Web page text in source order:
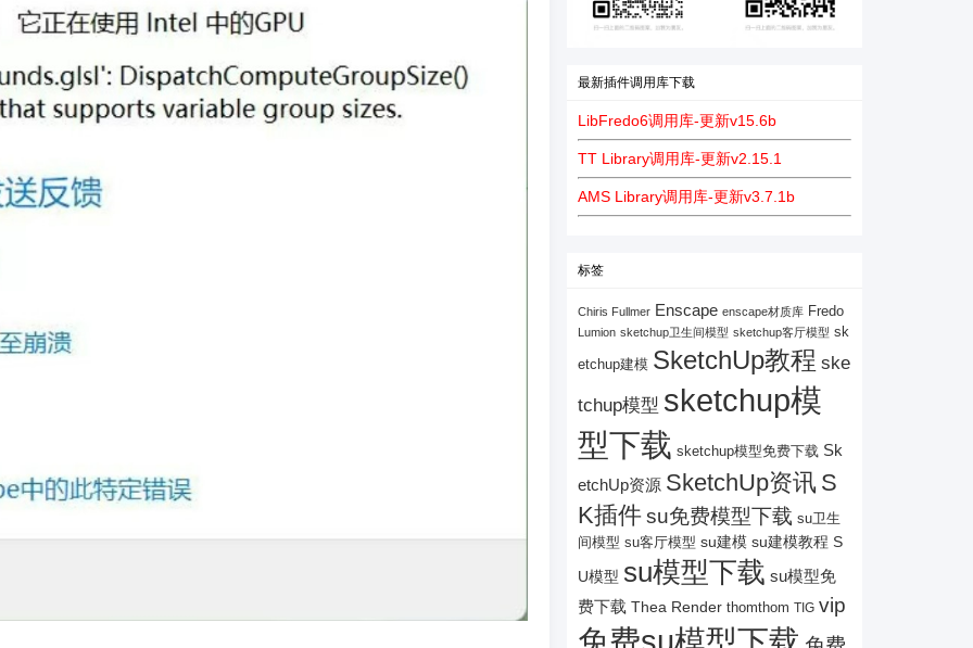
最新插件调用库下载
LibFredo6调用库-更新v15.6b
TT Library调用库-更新v2.15.1
AMS Library调用库-更新v3.7.1b
标签
Chiris Fullmer Enscape enscape材质库 Fredo
Lumion sketchup卫生间模型 sketchup客厅模型 sk
etchup建模 SketchUp教程 ske
tchup模型 sketchup模
型下载 sketchup模型免费下载 Sk
etchUp资源 SketchUp资讯 S
K插件su免费模型下载 su卫生
间模型 su客厅模型 su建模 su建模教程 S
U模型 su模型下载 su模型免
费下载 Thea Render thomthom TIG vip